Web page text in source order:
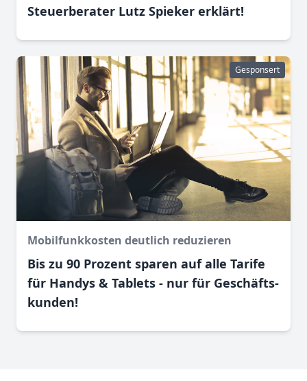
Steuerberater Lutz Spieker erklärt!
Gesponsert
Mobilfunkkosten deutlich reduzieren
Bis zu 90 Prozent sparen auf alle Tarife
für Handys & Tablets - nur für Geschäfts­
kunden!